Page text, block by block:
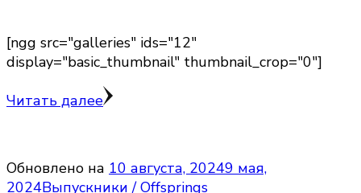
[ngg src="galleries" ids="12"
display="basic_thumbnail" thumbnail_crop="0"]
Читать далее
Обновлено на 10 августа, 20249 мая,
2024Выпускники / Offsprings